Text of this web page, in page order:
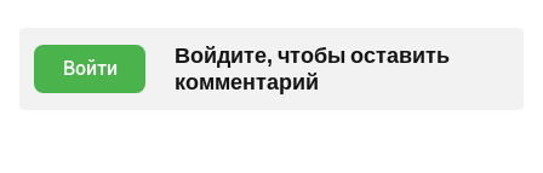
Войти
Войдите, чтобы оставить
комментарий